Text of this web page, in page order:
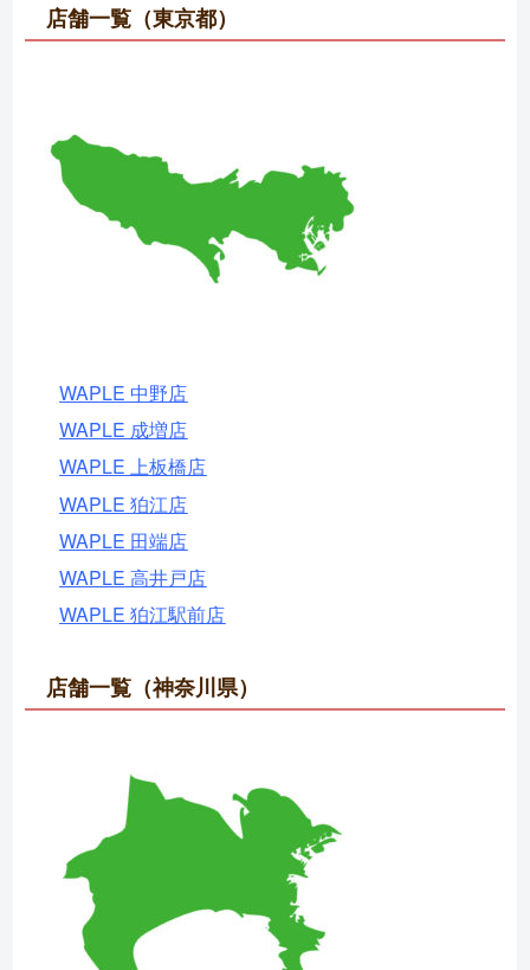
店舗一覧（東京都）
WAPLE 中野店
WAPLE 成増店
WAPLE 上板橋店
WAPLE 狛江店
WAPLE 田端店
WAPLE 高井戸店
WAPLE 狛江駅前店
店舗一覧（神奈川県）